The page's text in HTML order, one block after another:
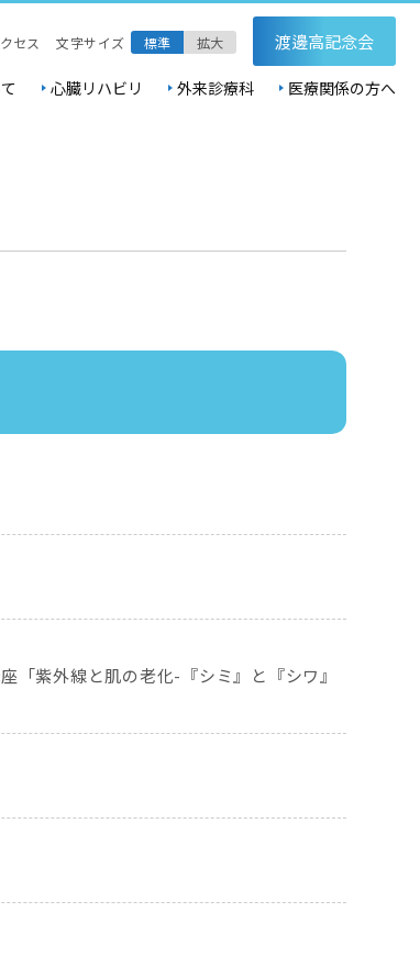
セス 文字サイズ 標準 拡大 渡邊高記念会
心臓リハビリ 外来診療科 医療関係の方へ
紫外線と肌の老化-『シミ』と『シワ』